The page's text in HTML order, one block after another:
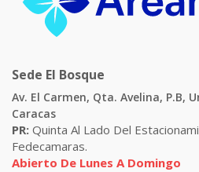
Sede El Bosque
Av. El Carmen, Qta. Avelina, P.B,
Caracas
PR: Quinta Al Lado Del
Fedecamaras.
Abierto De Lunes A Domingo